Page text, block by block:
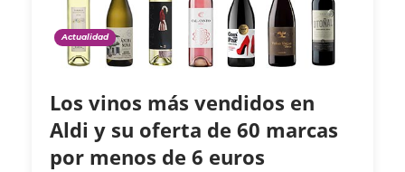
Actualidad
Los vinos más vendidos en
Aldi y su oferta de 60 marcas
por menos de 6 euros